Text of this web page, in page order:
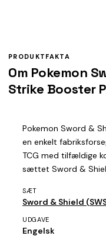
PRODUKTFAKTA
Om Pokemon
Strike Booster
Pokemon Sword &
en enkelt
TCG med tilfældige
sættet Sword &
SÆT
Sword & Shield
UDGAVE
Engelsk